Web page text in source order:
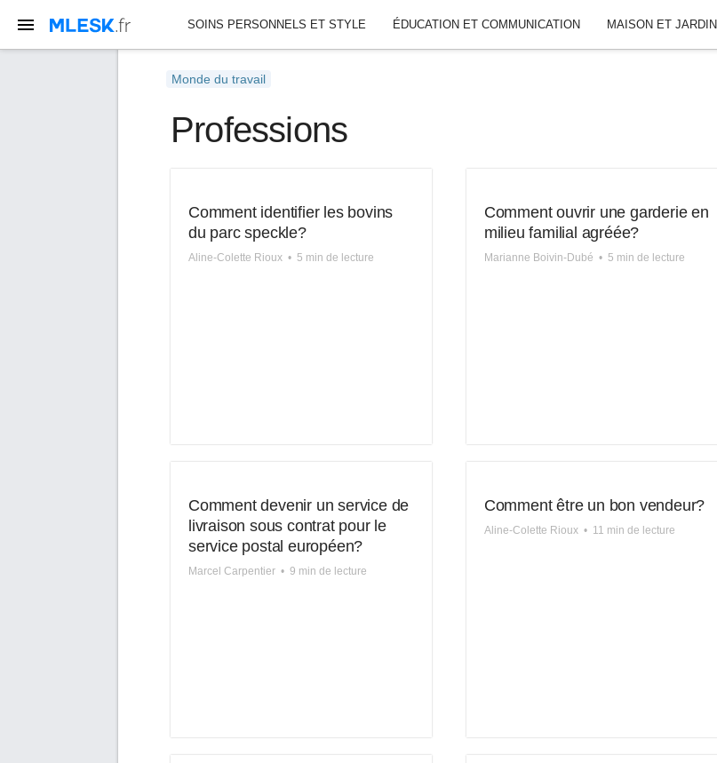
SOINS PERSONNELS ET STYLE ÉDUCATION ET COMMUNICATION MAISON ET JARDIN
Monde du travail
Professions
Comment identifier les bovins
du parc speckle?
Aline-Colette Rioux • 5 min de lecture
Comment ouvrir une garderie en
milieu familial agréée?
Marianne Boivin-Dubé • 5 min de lecture
Comment devenir un service de
livraison sous contrat pour le
service postal européen?
Marcel Carpentier • 9 min de lecture
Comment être un bon vendeur?
Aline-Colette Rioux • 11 min de lecture